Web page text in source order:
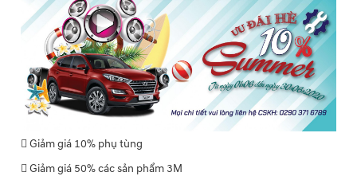
 Giảm giá 10% phụ tùng
 Giảm giá 50% các sản phẩm 3M